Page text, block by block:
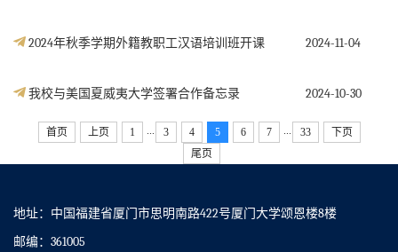
2024年秋季学期外籍教职工汉语培训班开课 2024-11-04
我校与美国夏威夷大学签署合作备忘录 2024-10-30
首页 上页 1 ... 3 4 5 6 7 ... 33
下页
尾页
地址：中国福建省厦门市思明南路422号厦门大学颂恩楼8楼
邮编：361005